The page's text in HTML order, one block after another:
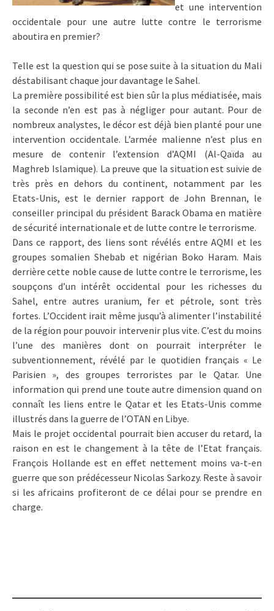
et une intervention
occidentale pour une autre lutte contre le terrorisme
aboutira en premier?
Telle est la question qui se pose suite à la situation du Mali
déstabilisant chaque jour davantage le Sahel.
La première possibilité est bien sûr la plus médiatisée, mais
la seconde n’en est pas à négliger pour autant. Pour de
nombreux analystes, le décor est déjà bien planté pour une
intervention occidentale. L’armée malienne n’est plus en
mesure de contenir l’extension d’AQMI (Al-Qaïda au
Maghreb Islamique). La preuve que la situation est suivie de
très près en dehors du continent, notamment par les
Etats-Unis, est le dernier rapport de John Brennan, le
conseiller principal du président Barack Obama en matière
de sécurité internationale et de lutte contre le terrorisme.
Dans ce rapport, des liens sont révélés entre AQMI et les
groupes somalien Shebab et nigérian Boko Haram. Mais
derrière cette noble cause de lutte contre le terrorisme, les
soupçons d’un intérêt occidental pour les richesses du
Sahel, entre autres uranium, fer et pétrole, sont très
fortes. L’Occident irait même jusqu’à alimenter l’instabilité
de la région pour pouvoir intervenir plus vite. C’est du moins
l’une des manières dont on pourrait interpréter le
subventionnement, révélé par le quotidien français « Le
Parisien », des groupes terroristes par le Qatar. Une
information qui prend une toute autre dimension quand on
connaît les liens entre le Qatar et les Etats-Unis comme
illustrés dans la guerre de l’OTAN en Libye.
Mais le projet occidental pourrait bien accuser du retard, la
raison en est le changement à la tête de l’Etat français.
François Hollande est en effet nettement moins va-t-en
guerre que son prédécesseur Nicolas Sarkozy. Reste à savoir
si les africains profiteront de ce délai pour se prendre en
charge.